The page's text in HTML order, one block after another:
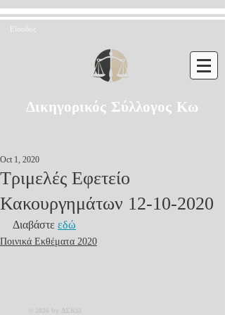
Είσοδος
Δικηγορικός Σύλλογος Κω
Τριμελές Εφετείο
Κακουργημάτων 12-10-2020
Oct 1, 2020
Διαβάστε εδώ
Ποινικά Εκθέματα 2020
© 2026 by ΔΣΚΩ